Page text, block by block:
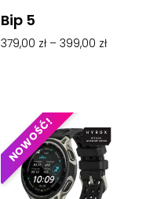
Bip 5
379,00 zł – 399,00 zł
NOWOŚĆ!